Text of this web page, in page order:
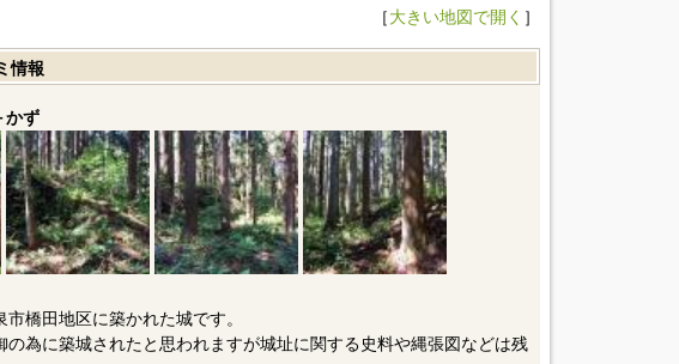
［大きい地図で開く ］
情報
かず
橋田地区に築かれた城です。
の為に築城されたと思われますが城址に関する史料や縄張図などは残